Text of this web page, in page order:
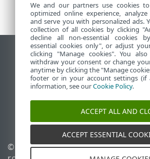
Использовать сайт для ПК
End of Life
База знаний ESET
ESET Status Portal
Региональная поддержка
© 1992 - 2026 ESET, spol. s
We and our partners use cookies
optimized online experience,
and serve you with personalized ads.
collection of all cookies by clicking
decline all non-essential cookies
essential cookies only", or adjust
clicking "Manage cookies". You
withdraw your consent or change
anytime by clicking the "Manage
footer or in your account settings (if
information, see ourCookie Policy.
ACCEPT ALL AND
ACCEPT ESSENTIAL